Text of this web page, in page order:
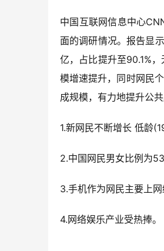
中国互联网信息中心
面的调研情况。报告显
亿，占比提升至90.1%
模增速提升，同时网民
成规模，有力地提升公
1.新网民不断增长 低龄
2.中国网民男女比例为
3.手机作为网民主要上网
4.网络娱乐产业受热捧。